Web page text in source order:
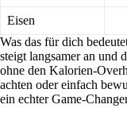
Eisen
Was das für dich
steigt langsamer an und
ohne den Kalorien-
achten oder einfach
ein echter Game-